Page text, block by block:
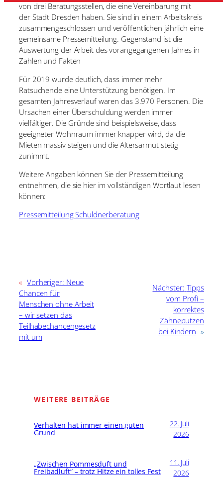
von drei Beratungsstellen, die eine Vereinbarung mit
der Stadt Dresden haben. Sie sind in einem Arbeitskreis
zusammengeschlossen und veröffentlichen jährlich eine
gemeinsame Pressemitteilung. Gegenstand ist die
Auswertung der Arbeit des vorangegangenen Jahres in
Zahlen und Fakten
Für 2019 wurde deutlich, dass immer mehr
Ratsuchende eine Unterstützung benötigen. Im
gesamten Jahresverlauf waren das 3.970 Personen. Die
Ursachen einer Überschuldung werden immer
vielfältiger. Die Gründe sind beispielsweise, dass
geeigneter Wohnraum immer knapper wird, da die
Mieten massiv steigen und die Altersarmut stetig
zunimmt.
Weitere Angaben können Sie der Pressemitteilung
entnehmen, die sie hier im vollständigen Wortlaut lesen
können:
Pressemitteilung Schuldnerberatung
« Vorheriger: Neue
Chancen für
Menschen ohne Arbeit
– wir setzen das
Teilhabechancengesetz
mit um
Nächster: Tipps
vom Profi –
korrektes
Zähneputzen
bei Kindern »
WEITERE BEITRÄGE
Verhalten hat immer einen guten
Grund
22. Juli
2026
„Zwischen Pommesduft und
Freibadluft“ – trotz Hitze ein tolles Fest
11. Juli
2026